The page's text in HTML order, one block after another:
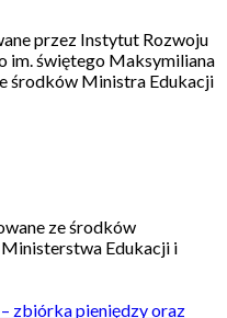
przez Instytut Rozwoju
im. świętego Maksymiliana
środków Ministra Edukacji
ze środków
Edukacji i
zbiórka pieniędzy oraz